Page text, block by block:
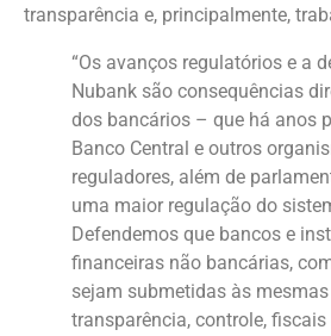
transparência e, principalmente,
“Os avanços regulatórios e a
Nubank são consequências
dos bancários – que há anos
Banco Central e outros
reguladores, além de
uma maior regulação do
Defendemos que bancos e
financeiras não bancárias,
sejam submetidas às
transparência, controle, fiscais